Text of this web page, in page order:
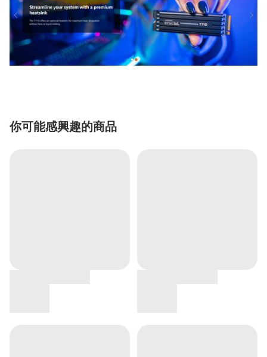
你可能感興趣的商品